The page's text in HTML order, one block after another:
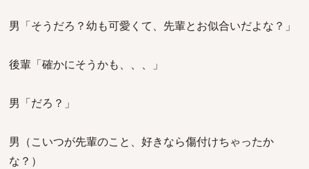
男「そうだろ？幼も可愛くて、先輩とお似合いだよな？」
後輩「確かにそうかも、、、」
男「だろ？」
男（こいつが先輩のこと、好きなら傷付けちゃったか
な？）